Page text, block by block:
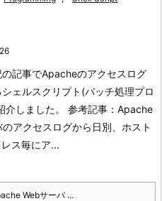
記事でApacheのアクセスログ
ェルスクリプト(バッチ処理プロ
介しました。 参考記事：Apache
アクセスログから日別、ホスト
ス毎にア...
Webサーバ ...